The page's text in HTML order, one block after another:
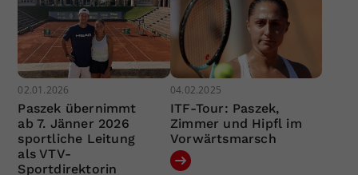
02.01.2026
Paszek übernimmt
ab 7. Jänner 2026
sportliche Leitung
als VTV-
Sportdirektorin
04.02.2025
ITF-Tour: Paszek,
Zimmer und Hipfl im
Vorwärtsmarsch